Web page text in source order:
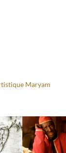
Maryam